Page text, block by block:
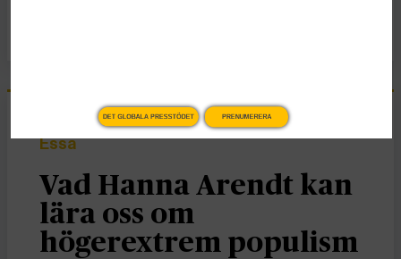
Essä
Vad Hanna Arendt kan
lära oss om
högerextrem populism
DET GLOBALA PRESSTÖDET PRENUMERERA